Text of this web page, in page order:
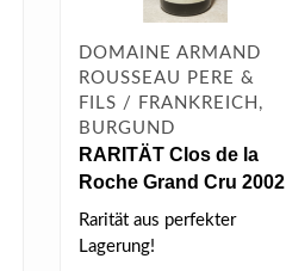
DOMAINE ARMAND
ROUSSEAU PERE &
FILS / FRANKREICH,
BURGUND
RARITÄT Clos de la
Roche Grand Cru 2002
0.75 l
Rarität aus perfekter
Lagerung!